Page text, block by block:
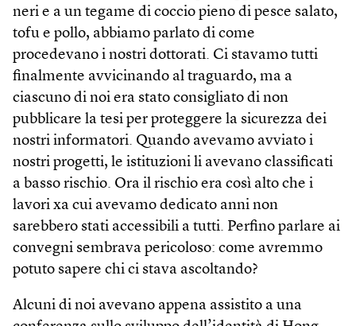
neri e a un tegame di coccio pieno di pesce salato,
tofu e pollo, abbiamo parlato di come
procedevano i nostri dottorati. Ci stavamo tutti
finalmente avvicinando al traguardo, ma a
ciascuno di noi era stato consigliato di non
pubblicare la tesi per proteggere la sicurezza dei
nostri informatori. Quando avevamo avviato i
nostri progetti, le istituzioni li avevano classificati
a basso rischio. Ora il rischio era così alto che i
lavori xa cui avevamo dedicato anni non
sarebbero stati accessibili a tutti. Perfino parlare ai
convegni sembrava pericoloso: come avremmo
potuto sapere chi ci stava ascoltando?
Alcuni di noi avevano appena assistito a una